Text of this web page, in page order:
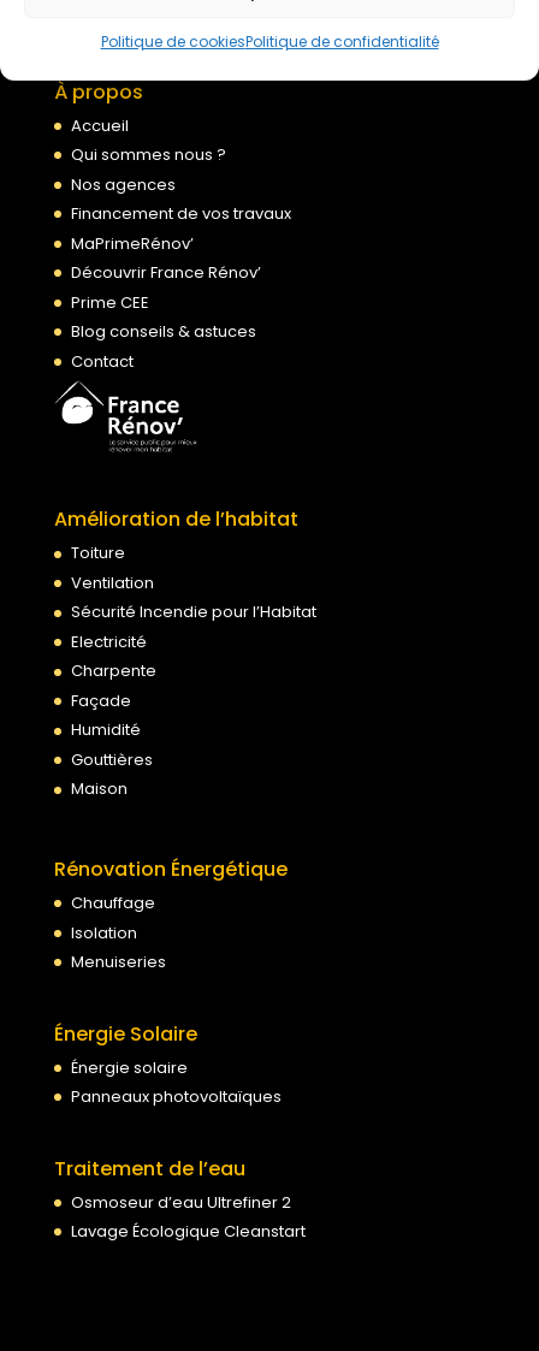
Politique de cookiesPolitique de confidentialité
À propos
Accueil
Qui sommes nous ?
Nos agences
Financement de vos travaux
MaPrimeRénov’
Découvrir France Rénov’
Prime CEE
Blog conseils & astuces
Contact
Amélioration de l’habitat
Toiture
Ventilation
Sécurité Incendie pour l’Habitat
Electricité
Charpente
Façade
Humidité
Gouttières
Maison
Rénovation Énergétique
Chauffage
Isolation
Menuiseries
Énergie Solaire
Énergie solaire
Panneaux photovoltaïques
Traitement de l’eau
Osmoseur d’eau Ultrefiner 2
Lavage Écologique Cleanstart